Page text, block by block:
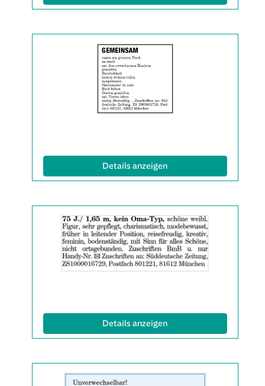
der
Anzeige
2063314
anzeigen
|
Info:
Details anzeigen(ID: 2063314)
der
Anzeige
2063343
anzeigen
|
Details anzeigen(ID: 2063343)